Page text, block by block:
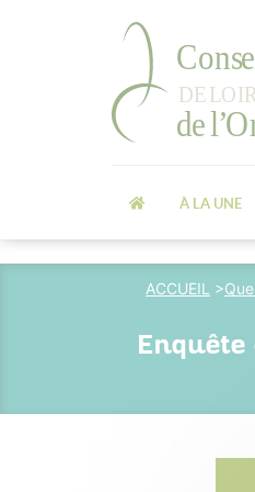
À LA UNE
ACCUEIL >